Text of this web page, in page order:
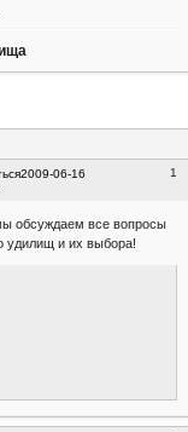
1
2009-06-16
обсуждаем все вопросы
удилищ и их выбора!